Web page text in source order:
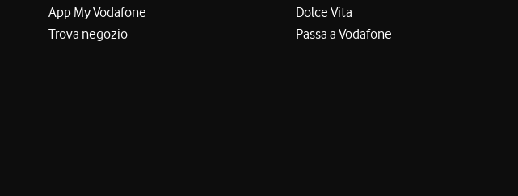
App My Vodafone
Trova negozio
Dolce Vita
Passa a Vodafone